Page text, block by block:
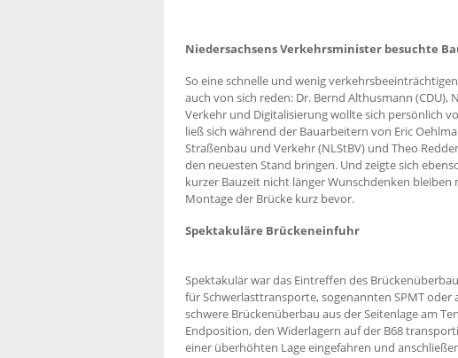
Niedersachsens Verkehrsminister besuchte
So eine schnelle und wenig
auch von sich reden: Dr. Bernd Althusmann
Verkehr und Digitalisierung wollte sich persönlich
ließ sich während der Bauarbeitern von Eric
Straßenbau und Verkehr (NLStBV) und Theo
den neuesten Stand bringen. Und zeigte sich
kurzer Bauzeit nicht länger Wunschdenken
Montage der Brücke kurz bevor.
Spektakuläre Brückeneinfuhr
Spektakulär war das Eintreffen des
für Schwerlasttransporte, sogenannten SPMT oder
schwere Brückenüberbau aus der Seitenlage am
Endposition, den Widerlagern auf der B68
einer überhöhten Lage eingefahren und